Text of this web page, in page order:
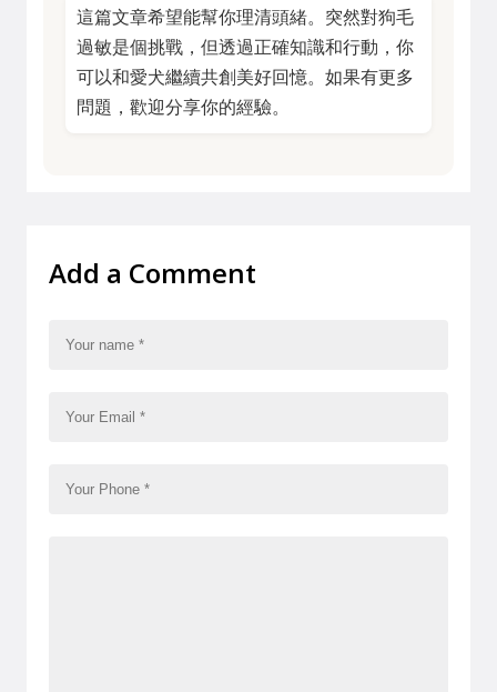
這篇文章希望能幫你理清頭緒。突然對狗毛
過敏是個挑戰，但透過正確知識和行動，你
可以和愛犬繼續共創美好回憶。如果有更多
問題，歡迎分享你的經驗。
Add a Comment